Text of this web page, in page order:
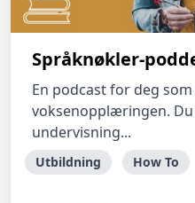
Språknøkler-
En podcast for deg
voksenopplæringen.
undervisning...
Utbildning How To